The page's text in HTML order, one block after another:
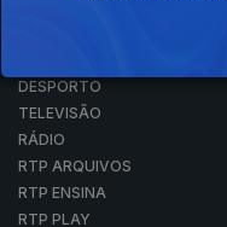
DESPORTO
TELEVISÃO
RÁDIO
RTP ARQUIVOS
RTP ENSINA
RTP PLAY